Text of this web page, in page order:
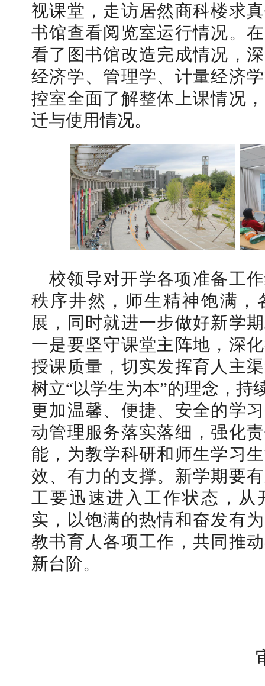
视课堂，走访居然商科楼求
书馆查看阅览室运行情况。
看了图书馆改造完成情况，
经济学、管理学、计量经济
控室全面了解整体上课情况
迁与使用情况。
校领导对开学各项准备工
秩序井然，师生精神饱满，
展，同时就进一步做好新学
一是要坚守课堂主阵地，深
授课质量，切实发挥育人主
树立“以学生为本”的理念，持
更加温馨、便捷、安全的学
动管理服务落实落细，强化
能，为教学科研和师生学习
效、有力的支撑。新学期要
工要迅速进入工作状态，从
实，以饱满的热情和奋发有
教书育人各项工作，共同推
新台阶。